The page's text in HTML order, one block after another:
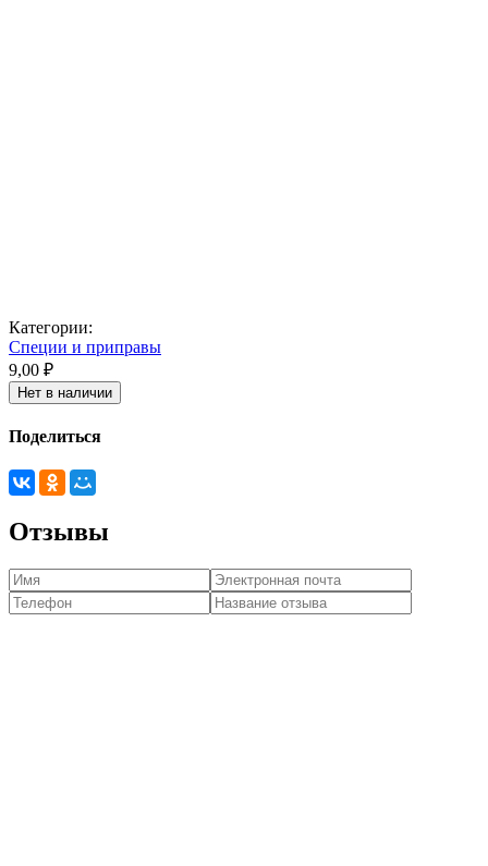
Категории:
Специи и приправы
9,00 ₽
Нет в наличии
Поделиться
Отзывы